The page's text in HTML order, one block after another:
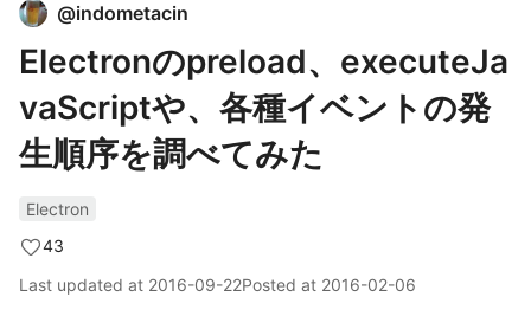
@indometacin
Electronのpreload、executeJa
vaScriptや、各種イベントの発
生順序を調べてみた
Electron
43
Last updated at 2016-09-22Posted at 2016-02-06